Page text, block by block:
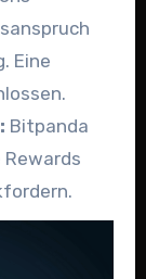
Eine
Bitpanda